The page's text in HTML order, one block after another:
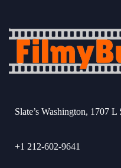
Slate’s Washington, 1707
+1 212-602-9641